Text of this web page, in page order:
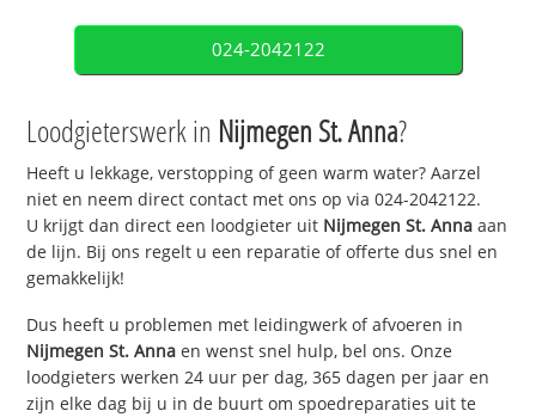
024-2042122
Loodgieterswerk in Nijmegen St. Anna?
Heeft u lekkage, verstopping of geen warm water? Aarzel
niet en neem direct contact met ons op via 024-2042122.
U krijgt dan direct een loodgieter uit Nijmegen St. Anna aan
de lijn. Bij ons regelt u een reparatie of offerte dus snel en
gemakkelijk!
Dus heeft u problemen met leidingwerk of afvoeren in
Nijmegen St. Anna en wenst snel hulp, bel ons. Onze
loodgieters werken 24 uur per dag, 365 dagen per jaar en
zijn elke dag bij u in de buurt om spoedreparaties uit te